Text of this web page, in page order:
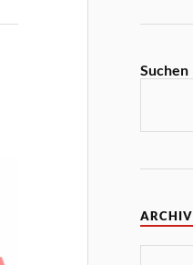
Suchen
ARCHIV